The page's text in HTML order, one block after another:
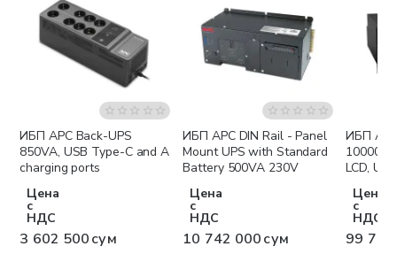
Бесплатная доставка
ИБП APC Back-UPS
850VA, USB Type-C and A
charging ports
Цена
с
НДС
3 602 500 сум
Бесплатная доставка
ИБП APC DIN Rail - Panel
Mount UPS with Standard
Battery 500VA 230V
Цена
с
НДС
10 742 000 сум
ИБП
LCD,
Цена
с
НДС
99 756